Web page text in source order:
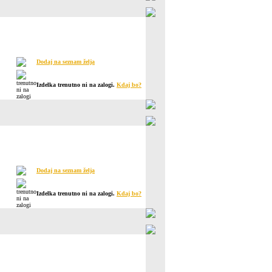
Dodaj na seznam želja
Izdelka trenutno ni na zalogi. Kdaj bo?
Dodaj na seznam želja
Izdelka trenutno ni na zalogi. Kdaj bo?